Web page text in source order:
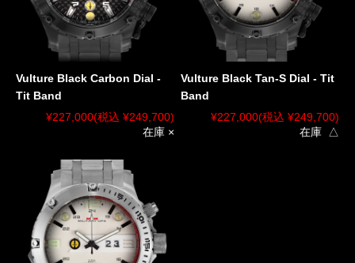
Vulture Black Carbon Dial -
Tit Band
¥227,000(税込 ¥249,700)
在庫 ×
Vulture Black Tan-S Dial - Tit
Band
¥227,000(税込 ¥249,700)
在庫 △